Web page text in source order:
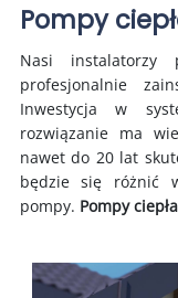
Pompy
Nasi instalatorzy
profesjonalnie
Inwestycja w
rozwiązanie ma
nawet do 20 lat
będzie się różnić
pompy. Pompy